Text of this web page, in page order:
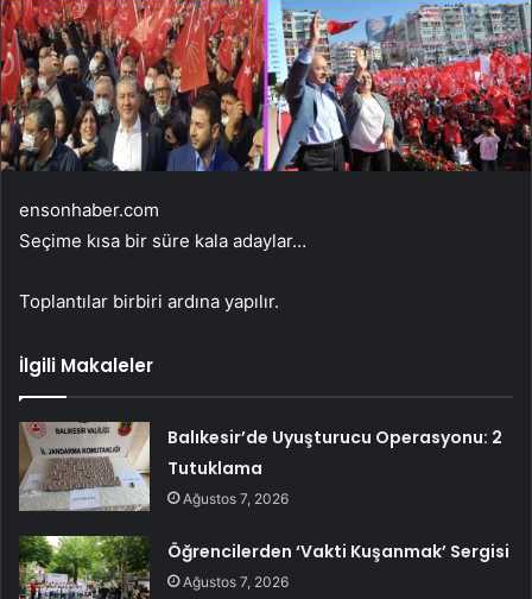
ensonhaber.com
Seçime kısa bir süre kala adaylar…
Toplantılar birbiri ardına yapılır.
İlgili Makaleler
Balıkesir’de Uyuşturucu Operasyonu: 2
Tutuklama
Ağustos 7, 2026
Öğrencilerden ‘Vakti Kuşanmak’ Sergisi
Ağustos 7, 2026